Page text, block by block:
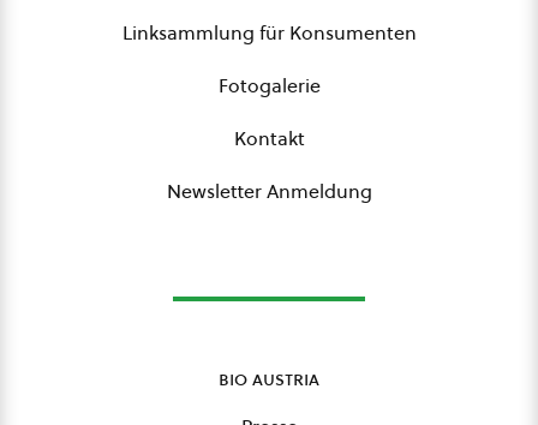
Linksammlung für Konsumenten
Fotogalerie
Kontakt
Newsletter Anmeldung
bio austria